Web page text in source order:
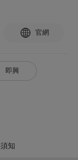
官網
即興
知